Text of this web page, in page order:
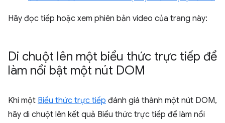
Hãy đọc tiếp hoặc xem phiên bản video của trang này:
Di chuột lên một biểu thức trực tiếp để
làm nổi bật một nút DOM
Khi một Biểu thức trực tiếp đánh giá thành một nút DOM,
hãy di chuột lên kết quả Biểu thức trực tiếp để làm nổi